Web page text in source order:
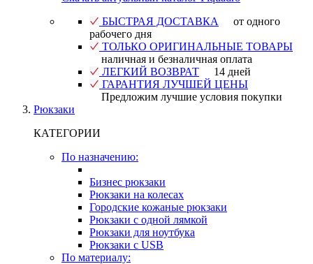
БЫСТРАЯ ДОСТАВКА
от одного
рабочего дня
ТОЛЬКО ОРИГИНАЛЬНЫЕ ТОВАРЫ
наличная и безналичная оплата
ЛЕГКИЙ ВОЗВРАТ
14 дней
ГАРАНТИЯ ЛУЧШЕЙ ЦЕНЫ
Предложим лучшие условия покупки
Рюкзаки
КАТЕГОРИИ
По назначению:
Бизнес рюкзаки
Рюкзаки на колесах
Городские кожаные рюкзаки
Рюкзаки с одной лямкой
Рюкзаки для ноутбука
Рюкзаки с USB
По материалу: